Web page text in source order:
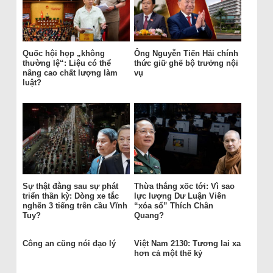
Quốc hội họp „không
thường lệ“: Liệu có thể
nâng cao chất lượng làm
luật?
Ông Nguyễn Tiến Hải chính
thức giữ ghế bộ trưởng nội
vụ
Sự thật đằng sau sự phát
triển thần kỳ: Dòng xe tắc
nghẽn 3 tiếng trên cầu Vĩnh
Tuy?
Thừa thắng xốc tới: Vì sao
lực lượng Dư Luận Viên
“xóa sổ” Thích Chân
Quang?
Công an cũng nói đạo lý
Việt Nam 2130: Tương lai xa
hơn cả một thế kỷ